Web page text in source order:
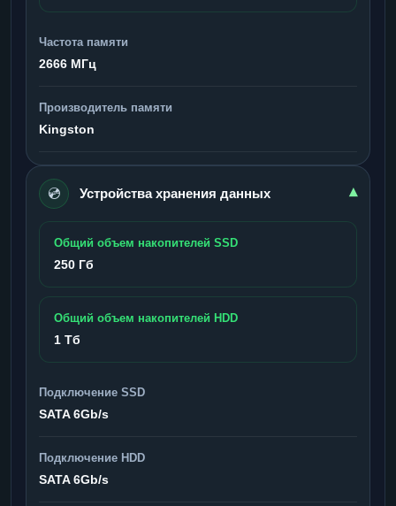
Частота памяти
2666 МГц
Производитель памяти
Kingston
💿 Устройства хранения данных ▾
Общий объем накопителей SSD
250 Гб
Общий объем накопителей HDD
1 Тб
Подключение SSD
SATA 6Gb/s
Подключение HDD
SATA 6Gb/s